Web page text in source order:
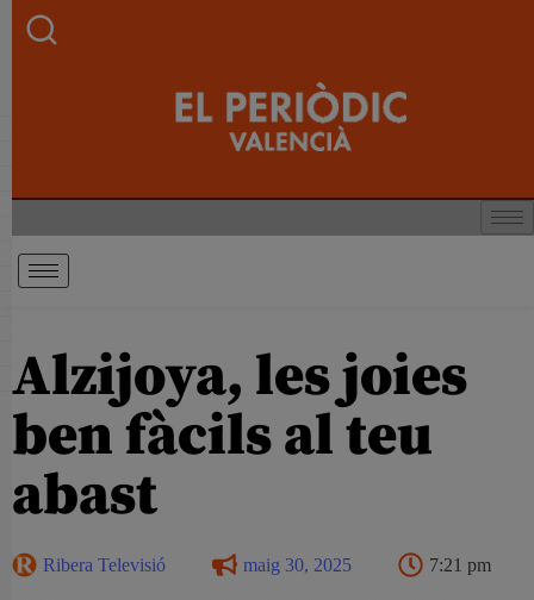
Alzijoya, les joies
ben fàcils al teu
abast
Ribera Televisió maig 30, 2025 7:21 pm